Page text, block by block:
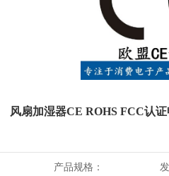
风扇加湿器CE ROHS FCC认
产品规格：